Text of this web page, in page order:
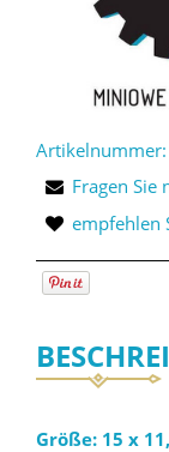
Artikelnummer:
Fragen Sie
empfehlen
Größe: 15 x